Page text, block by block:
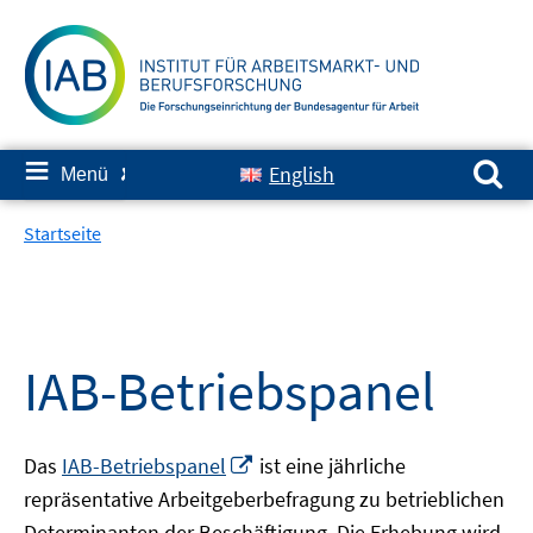
zum
Inhalt
≡ Menü ✘ English
Suchen nach:
Startseite
IAB-Betriebspanel
Das IAB-Betriebspanel
In
neuem
Fenster
ist eine jährliche
repräsentative Arbeitgeberbefragung zu betrieblichen